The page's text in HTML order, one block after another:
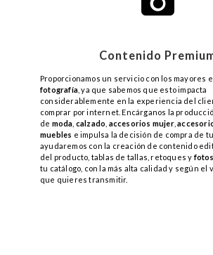
Contenido
Proporcionamos un servicio con los mayores
fotografía , ya que sabemos que esto impacta
considerablemente en la experiencia del
comprar por internet. Encárganos la
de moda calzado accesorios mujer,
muebles e impulsa la decisión de compra de
ayudaremos con la creación de contenido
del producto, tablas de tallas, retoques y
tu catálogo, con la más alta calidad y según el
que quieres transmitir.